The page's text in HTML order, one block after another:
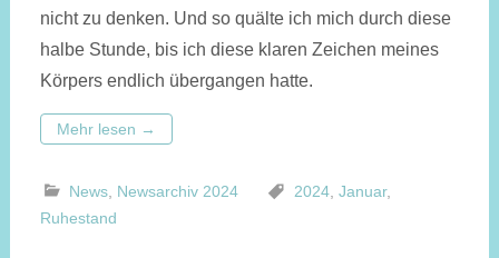
nicht zu denken. Und so quälte ich mich durch diese
halbe Stunde, bis ich diese klaren Zeichen meines
Körpers endlich übergangen hatte.
Mehr lesen →
News, Newsarchiv 2024 2024, Januar,
Ruhestand